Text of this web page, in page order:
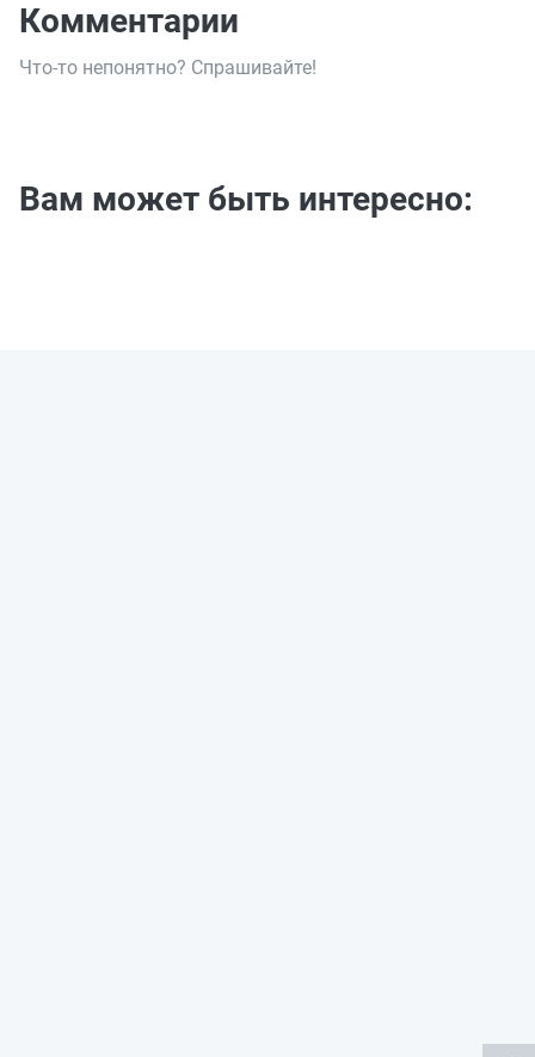
Комментарии
Что-то непонятно? Спрашивайте!
Вам может быть интересно: